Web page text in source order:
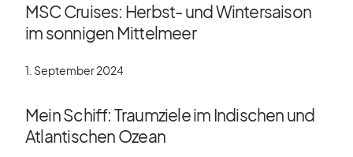
MSC Cruises: Herbst- und Wintersaison
im sonnigen Mittelmeer
1. September 2024
Mein Schiff: Traumziele im Indischen und
Atlantischen Ozean